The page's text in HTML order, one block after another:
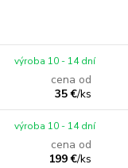
cena od
35 €/ks
výroba 10 - 14 dní
cena od
199 €/ks
výroba 10 - 14 dní